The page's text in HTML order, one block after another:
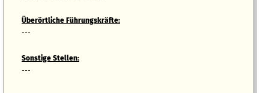
Überörtliche Führungskräfte:
---
Sonstige Stellen:
---